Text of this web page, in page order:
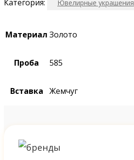
Категория:
Ювелирные украшения
Материал Золото
Проба 585
Вставка Жемчуг